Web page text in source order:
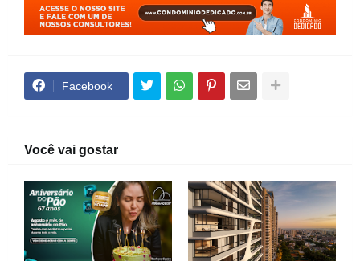
Facebook
Você vai gostar